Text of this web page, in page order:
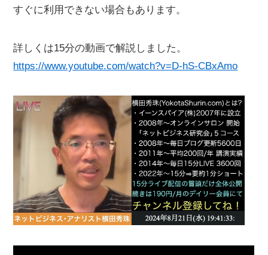
すぐに利用できない場合もあります。
詳しくは15分の動画で解説しました。
https://www.youtube.com/watch?v=D-hS-CBxAmo